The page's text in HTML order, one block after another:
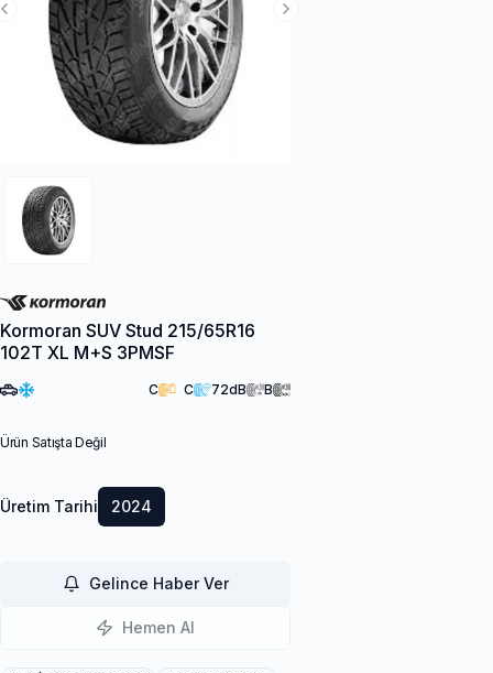
Next Slide
Previous Slide
Kormoran SUV Stud 215/65R16
102T XL M+S 3PMSF
C C 72dB B
Ürün Satışta Değil
Üretim Tarihi 2024
Gelince Haber Ver
Hemen Al